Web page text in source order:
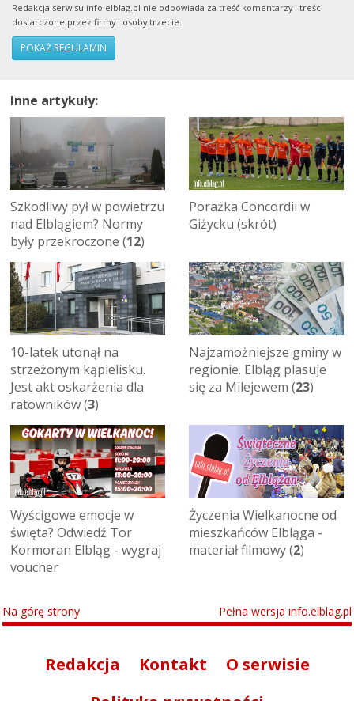
Redakcja serwisu info.elblag.pl nie odpowiada za treść komentarzy i treści
dostarczone przez firmy i osoby trzecie.
POKAŻ REGULAMIN
Inne artykuły:
Szkodliwy pył w powietrzu
nad Elblągiem? Normy
były przekroczone (12)
Porażka Concordii w
Giżycku (skrót)
10-latek utonął na
strzeżonym kąpielisku.
Jest akt oskarżenia dla
ratowników (3)
Najzamożniejsze gminy w
regionie. Elbląg plasuje
się za Milejewem (23)
Wyścigowe emocje w
święta? Odwiedź Tor
Kormoran Elbląg - wygraj
voucher
Życzenia Wielkanocne od
mieszkańców Elbląga -
materiał filmowy (2)
Na górę strony Pełna wersja info.elblag.pl
Redakcja Kontakt
O serwisie